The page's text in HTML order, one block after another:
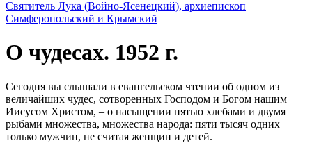
Святитель Лука (Войно-Ясенецкий), архиепископ
Симферопольский и Крымский
О чудесах. 1952 г.
Сегодня вы слышали в евангельском чтении об одном из
величайших чудес, сотворенных Господом и Богом нашим
Иисусом Христом, – о насыщении пятью хлебами и двумя
рыбами множества, множества народа: пяти тысяч одних
только мужчин, не считая женщин и детей.